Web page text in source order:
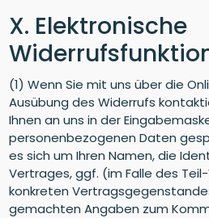
X. Elektronische
(1) Wenn Sie mit uns über die
Ausübung des Widerrufs
Ihnen an uns in der
personenbezogenen Daten
es sich um Ihren Namen, die
Vertrages, ggf. (im Falle des
konkreten
gemachten Angaben zum